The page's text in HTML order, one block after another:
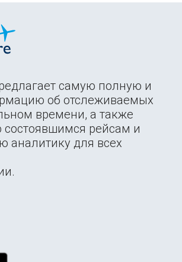
самую полную и
об отслеживаемых
времени, а также
состоявшимся рейсам и
аналитику для всех